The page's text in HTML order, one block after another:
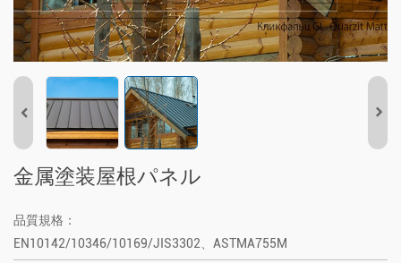
金属塗装屋根パネル
品質規格：
EN10142/10346/10169/JIS3302、ASTMA755M